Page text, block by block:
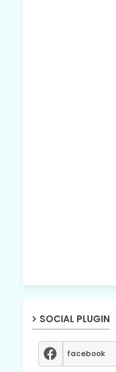
SOCIAL PLUGIN
facebook